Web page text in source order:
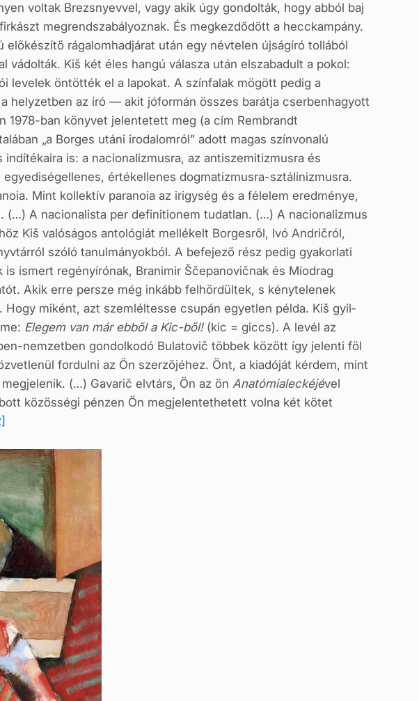
voltak Brezsnyevvel, vagy akik úgy gondolták, hogy abból baj
megrendszabályoznak. És megkezdődött a hecckampány.
rágalomhadjárat után egy névtelen újságíró tollából
Kiš két éles hangú válasza után elszabadult a pokol:
levelek öntöt­ték el a lapokat. A színfalak mögött pedig a
helyzetben az író — akit jóformán összes barátja cserbenhagyott
1978-ban könyvet jelentetett meg (a cím Rembrandt
„a Borges utáni irodalomról” adott magas színvonalú
is: a nacionalizmusra, az antiszemitiz­musra és
értékellenes dogmatizmusra-sztálinizmusra.
Mint kollektív paranoia az irigység és a félelem ered­ménye,
A nacionalis­ta per definitionem tudatlan. (…) A nacionalizmus
Kiš valóságos antológiát mellékelt Borgesről, Ivó Andričról,
szóló tanulmányokból. A befejező rész pedig gyakorlati
ismert regényírónak, Branimir Ščepanovičnak és Miodrag
Akik erre persze még inkább felhördültek, s kénytelenek
Hogy miként, azt szemléltesse csupán egyetlen példa. Kiš gyil­
Elegem van már eb­ből a Kic-ből!(kic = giccs). A levél az
nemzetben gondolkodó Bulatovič többek között így jelenti föl
fordulni az Ön szerzőj­éhez. Önt, a kiadóját kérdem, mint
(…) Gavarič elvtárs, Ön az ön Anatómialeckéjével
közösségi pénzen Ön megje­lentethetett volna két kötet